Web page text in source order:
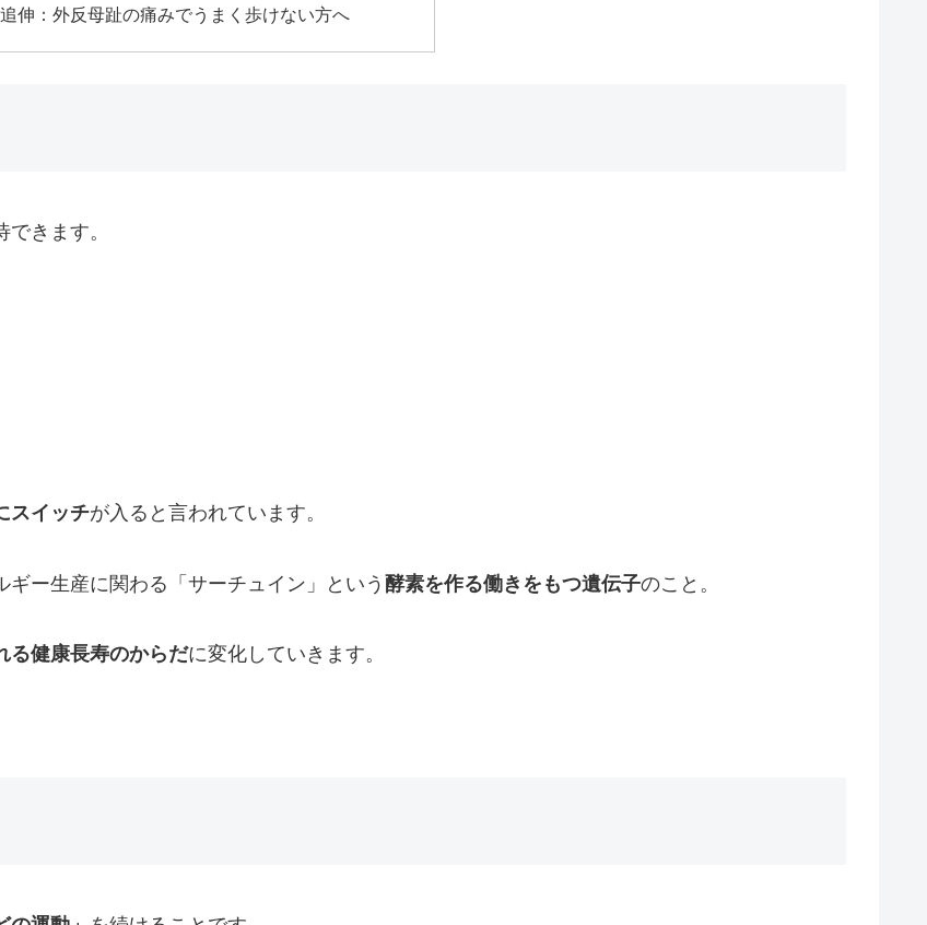
追伸：外反母趾の痛みでうまく歩けない方へ
きます。
スイッチが入ると言われています。
ー生産に関わる「 サーチュイン 」という 酵素を作る働きをもつ遺伝子のこと。
る健康長寿のからだに変化していきます。